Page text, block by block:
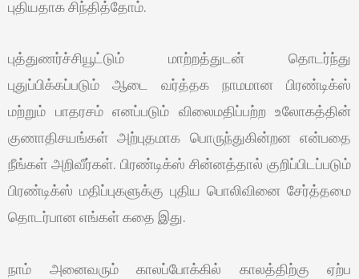
புதியதாக சிந்தித்தோம்.
புத்துணர்ச்சியூட்டும் மாற்றத்துடன் தொடர்ந்து
புதுப்பிக்கப்படும் ஆடை வர்த்தக நாமமான பிரண்டிக்ஸ்
மற்றும் பாதரசம் எனப்படும் விலைமதிப்பற்ற உலோகத்தின்
குணாதிசயங்கள் அற்புதமாக பொருந்துகின்றன என்பதை
நீங்கள் அறிவீர்கள். பிரண்டிக்ஸ் சின்னத்தால் குறிப்பிடப்படும்
பிரண்டிக்ஸ் மதிப்புகளுக்கு புதிய பொலிவினை சேர்த்தமை
தொடர்பான எங்கள் கதை இது.
நாம் அனைவரும் காலப்போக்கில் காலத்திற்கு ஏற்ப